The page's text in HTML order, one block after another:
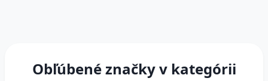
Obľúbené značky v kategórii